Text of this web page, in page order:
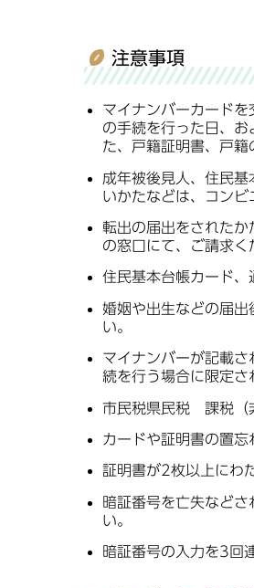
注意事項
マイナンバーカード
の手続を行った日、
た、戸籍証明書、戸籍
成年被後見人、住民
いかたなどは、コンビ
転出の届出をされた
の窓口にて、ご請求く
住民基本台帳カード、
婚姻や出生などの届
い。
マイナンバーが記載
続を行う場合に限定さ
市民税県民税 課税（
カードや証明書の置忘
証明書が2枚以上にわ
暗証番号を亡失など
い。
暗証番号の入力を3回